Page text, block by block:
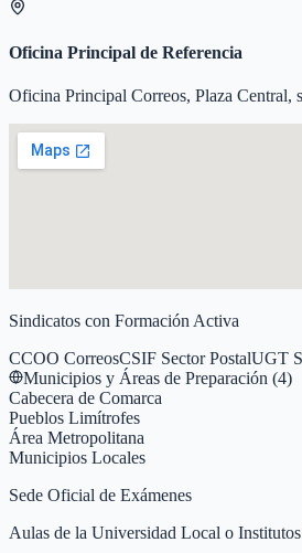
Oficina Principal de Referencia
Oficina Principal Correos, Plaza Central,
Sindicatos con Formación Activa
CCOO CorreosCSIF Sector PostalUGT
Municipios y Áreas de Preparación (4)
Cabecera de Comarca
Pueblos Limítrofes
Área Metropolitana
Municipios Locales
Sede Oficial de Exámenes
Aulas de la Universidad Local o